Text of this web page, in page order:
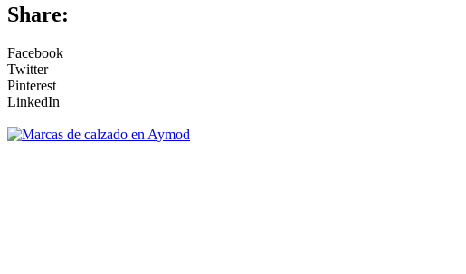
Share:
Facebook
Twitter
Pinterest
LinkedIn